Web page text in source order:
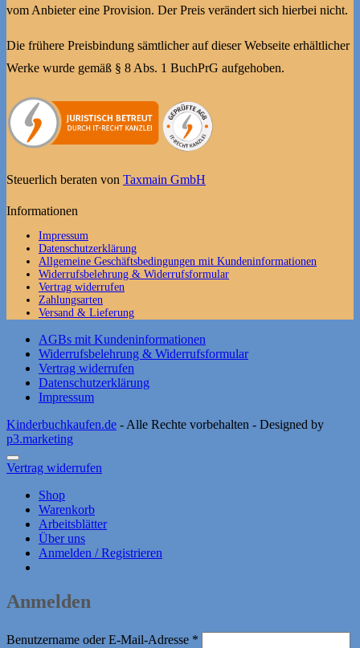
vom Anbieter eine Provision. Der Preis verändert sich hierbei nicht.
Die frühere Preisbindung sämtlicher auf dieser Webseite erhältlicher
Werke wurde gemäß § 8 Abs. 1 BuchPrG aufgehoben.
Steuerlich beraten von Taxmain GmbH
Informationen
Impressum
Datenschutzerklärung
Allgemeine Geschäftsbedingungen mit Kundeninformationen
Widerrufsbelehrung & Widerrufsformular
Vertrag widerrufen
Zahlungsarten
Versand & Lieferung
AGBs mit Kundeninformationen
Widerrufsbelehrung & Widerrufsformular
Vertrag widerrufen
Datenschutzerklärung
Impressum
Kinderbuchkaufen.de - Alle Rechte vorbehalten - Designed by
p3.marketing
Vertrag widerrufen
Shop
Warenkorb
Arbeitsblätter
Über uns
Anmelden / Registrieren
Anmelden
Benutzername oder E-Mail-Adresse *